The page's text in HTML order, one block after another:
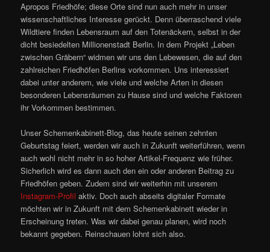
Apropos Friedhöfe; diese Orte sind nun auch mehr in unser
wissenschaftliches Interesse gerückt. Denn überraschend viele
Wildtiere finden Lebensraum auf den Totenäckern, selbst in der
dicht besiedelten Millionenstadt Berlin. In dem Projekt „Leben
zwischen Gräbern“ widmen wir uns den Lebewesen, die auf den
zahlreichen Friedhöfen Berlins vorkommen. Uns interessiert
dabei unter anderem, wie viele und welche Arten in diesen
besonderen Lebensräumen zu Hause sind und welche Faktoren
ihr Vorkommen bestimmen.
Unser Schemenkabinett-Blog, das heute seinen zehnten
Geburtstag feiert, werden wir auch in Zukunft weiterführen, wenn
auch wohl nicht mehr in so hoher Artikel-Frequenz wie früher.
Sicherlich wird es dann auch den ein oder anderen Beitrag zu
Friedhöfen geben. Zudem sind wir weiterhin mit unserem
Instagram-Profil aktiv. Doch auch abseits digitaler Formate
möchten wir in Zukunft mit dem Schemenkabinett wieder in
Erscheinung treten. Was wir dabei genau planen, wird noch
bekannt gegeben. Reinschauen lohnt sich also.